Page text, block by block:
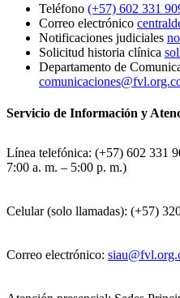
Teléfono (+57) 602 331
Correo electrónico
Notificaciones judiciales
Solicitud historia clínica
Departamento de
Servicio de Información y
Línea telefónica: (+57) 602 331
7:00 a. m. – 5:00 p. m.)
Celular (solo llamadas): (+57)
Correo electrónico: